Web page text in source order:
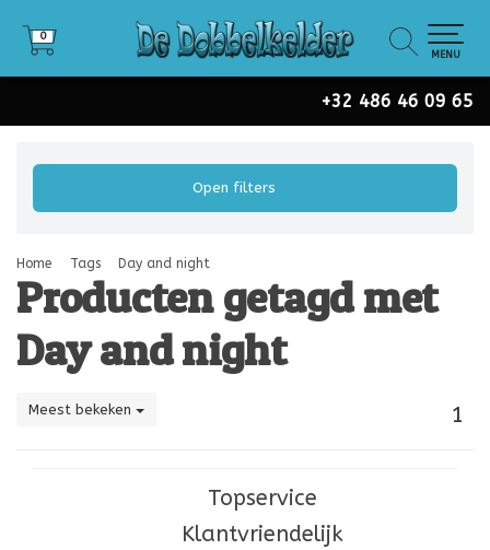
+32 486 46 09 65
0
0
MENU
Open filters
Home Tags Day and night
Producten getagd met
Day and night
Meest bekeken 1
Topservice
Klantvriendelijk